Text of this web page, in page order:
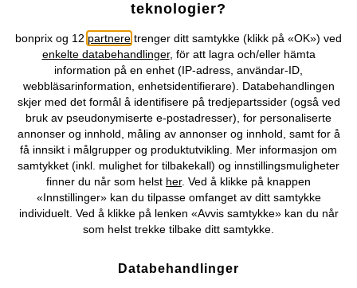
PREMIUM
Linkjole
379 kr
SALG
Jerseykjole i 100% økologisk
bomull
219 kr299 kr-26%
teknologier?
bonprix og 12 partnere trenger ditt samtykke (klikk på «OK») ved
enkelte databehandlinger, för att lagra och/eller hämta
information på en enhet (IP-adress, användar-ID,
webbläsarinformation, enhetsidentifierare). Databehandlingen
skjer med det formål å identifisere på tredjepartssider (også ved
bruk av pseudonymiserte e-postadresser), for personaliserte
annonser og innhold, måling av annonser og innhold, samt for å
få innsikt i målgrupper og produktutvikling. Mer informasjon om
samtykket (inkl. mulighet for tilbakekall) og innstillingsmuligheter
finner du når som helst her. Ved å klikke på knappen
«Innstillinger» kan du tilpasse omfanget av ditt samtykke
individuelt. Ved å klikke på lenken «Avvis samtykke» kan du når
som helst trekke tilbake ditt samtykke.
Databehandlinger